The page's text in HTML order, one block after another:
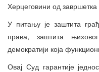
Херцеговини од завршетка
У питању је заштита
права, заштита
демократији која
Овај Суд гарантије